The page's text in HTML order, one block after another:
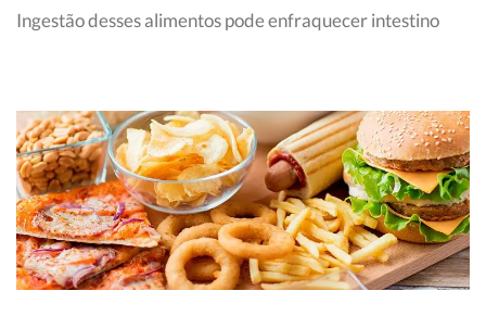
Ingestão desses alimentos pode enfraquecer intestino